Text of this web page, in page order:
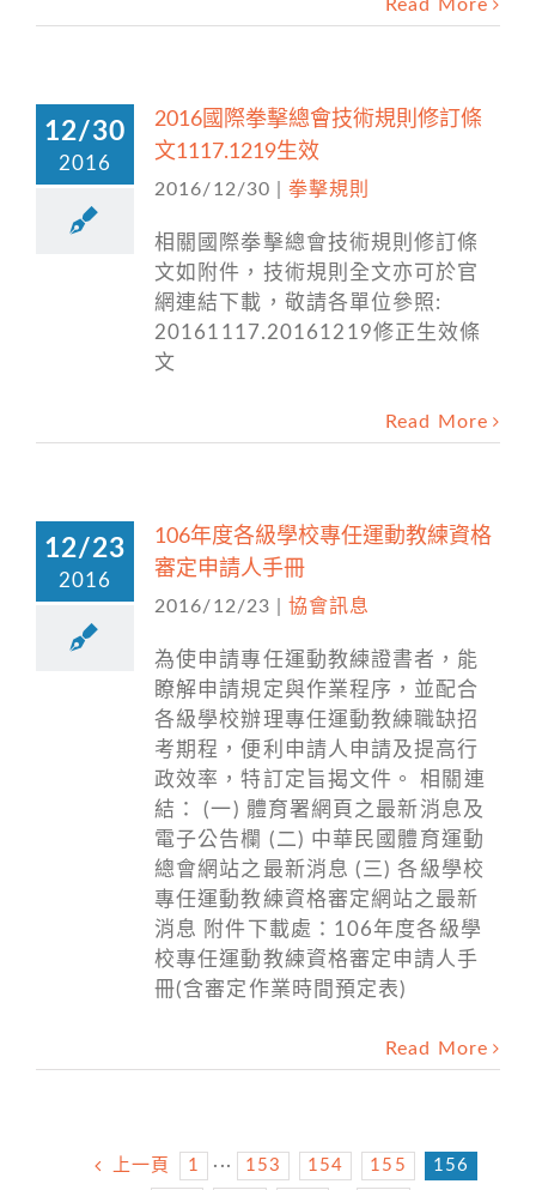
Read More
12/30
2016
2016國際拳擊總會技術規則修訂條
文1117.1219生效
2016/12/30 拳擊規則
相關國際拳擊總會技術規則修訂條
文如附件，技術規則全文亦可於官
網連結下載，敬請各單位參照:
20161117.20161219修正生效條
文
Read More
12/23
2016
106年度各級學校專任運動教練資格
審定申請人手冊
2016/12/23 協會訊息
為使申請專任運動教練證書者，能
瞭解申請規定與作業程序，並配合
各級學校辦理專任運動教練職缺招
考期程，便利申請人申請及提高行
政效率，特訂定旨揭文件。 相關連
結： (一) 體育署網頁之最新消息及
電子公告欄 (二) 中華民國體育運動
總會網站之最新消息 (三) 各級學校
專任運動教練資格審定網站之最新
消息 附件下載處：106年度各級學
校專任運動教練資格審定申請人手
冊(含審定作業時間預定表)
Read More
上一頁 1 ··· 153 154 155
156